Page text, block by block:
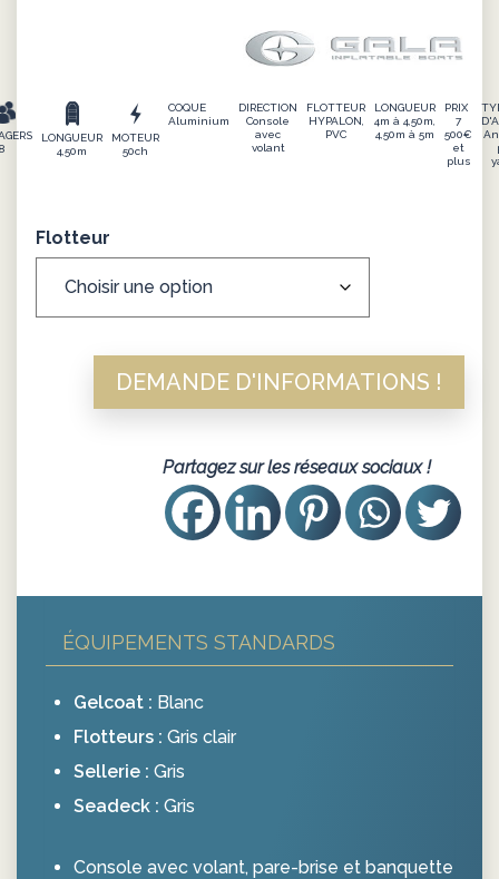
8
LONGUEUR
4,50m
MOTEUR
50ch
COQUE
Aluminium
DIRECTION
Console
avec
volant
FLOTTEUR
HYPALON,
PVC
LONGUEUR
4m à 4,50m,
4,50m à 5m
PRIX
7
500€
et
plus
Partagez sur les réseaux sociaux !
Flotteur
DEMANDE D'INFORMATIONS !
ÉQUIPEMENTS STANDARDS
Gelcoat : Blanc
Flotteurs : Gris clair
Sellerie : Gris
Seadeck : Gris
Console avec volant, pare-brise et banquette